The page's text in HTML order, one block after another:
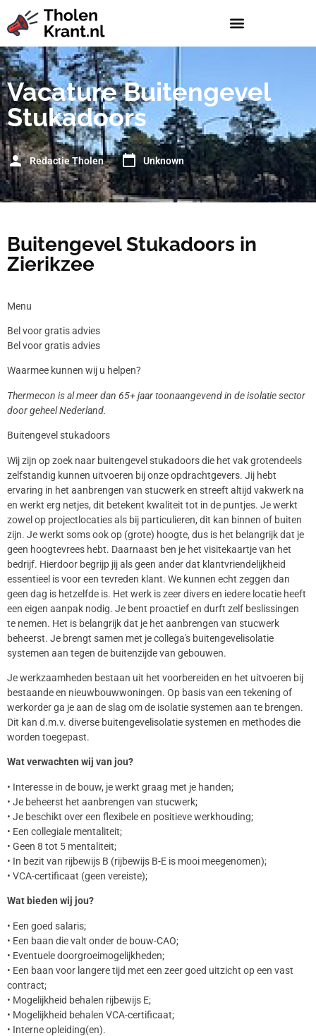
Vacature Buitengevel
Stukadoors
Redactie Tholen Unknown
Buitengevel Stukadoors in
Zierikzee
Menu
Bel voor gratis advies
Bel voor gratis advies
Waarmee kunnen wij u helpen?
Thermecon is al meer dan 65+ jaar toonaangevend in de isolatie sector
door geheel Nederland.
Buitengevel stukadoors
Wij zijn op zoek naar buitengevel stukadoors die het vak grotendeels
zelfstandig kunnen uitvoeren bij onze opdrachtgevers. Jij hebt
ervaring in het aanbrengen van stucwerk en streeft altijd vakwerk na
en werkt erg netjes, dit betekent kwaliteit tot in de puntjes. Je werkt
zowel op projectlocaties als bij particulieren, dit kan binnen of buiten
zijn. Je werkt soms ook op (grote) hoogte, dus is het belangrijk dat je
geen hoogtevrees hebt. Daarnaast ben je het visitekaartje van het
bedrijf. Hierdoor begrijp jij als geen ander dat klantvriendelijkheid
essentieel is voor een tevreden klant. We kunnen echt zeggen dan
geen dag is hetzelfde is. Het werk is zeer divers en iedere locatie heeft
een eigen aanpak nodig. Je bent proactief en durft zelf beslissingen
te nemen. Het is belangrijk dat je het aanbrengen van stucwerk
beheerst. Je brengt samen met je collega's buitengevelisolatie
systemen aan tegen de buitenzijde van gebouwen.
Je werkzaamheden bestaan uit het voorbereiden en het uitvoeren bij
bestaande en nieuwbouwwoningen. Op basis van een tekening of
werkorder ga je aan de slag om de isolatie systemen aan te brengen.
Dit kan d.m.v. diverse buitengevelisolatie systemen en methodes die
worden toegepast.
Wat verwachten wij van jou?
• Interesse in de bouw, je werkt graag met je handen;
• Je beheerst het aanbrengen van stucwerk;
• Je beschikt over een flexibele en positieve werkhouding;
• Een collegiale mentaliteit;
• Geen 8 tot 5 mentaliteit;
• In bezit van rijbewijs B (rijbewijs B-E is mooi meegenomen);
• VCA-certificaat (geen vereiste);
Wat bieden wij jou?
• Een goed salaris;
• Een baan die valt onder de bouw-CAO;
• Eventuele doorgroeimogelijkheden;
• Een baan voor langere tijd met een zeer goed uitzicht op een vast
contract;
• Mogelijkheid behalen rijbewijs E;
• Mogelijkheid behalen VCA-certificaat;
• Interne opleiding(en).